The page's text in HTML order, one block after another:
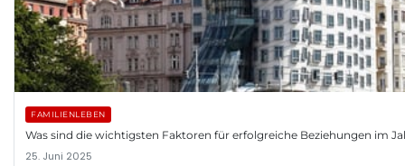
FAMILIENLEBEN
Was sind die wichtigsten Faktoren für erfolgreiche Beziehungen im
25. Juni 2025